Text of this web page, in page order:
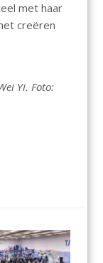
met haar
creëren
Yi. Foto: